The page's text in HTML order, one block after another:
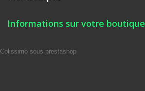
Informations sur votre boutique
Colissimo sous prestashop